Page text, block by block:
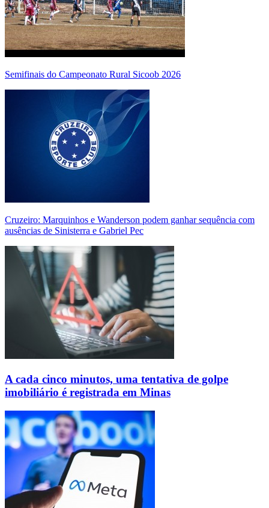
Semifinais do Campeonato Rural Sicoob 2026
Cruzeiro: Marquinhos e Wanderson podem ganhar sequência com
ausências de Sinisterra e Gabriel Pec
A cada cinco minutos, uma tentativa de golpe
imobiliário é registrada em Minas